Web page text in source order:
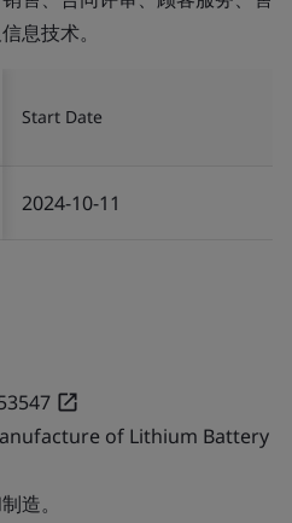
息技术。
Start Date
2024-10-11
of Lithium Battery
造。